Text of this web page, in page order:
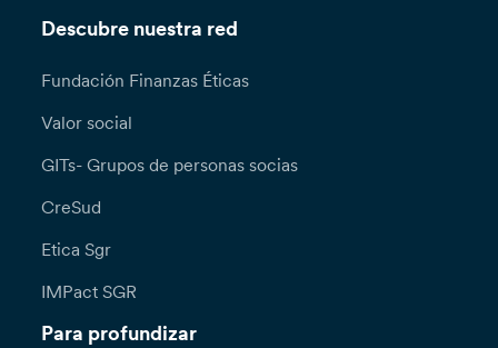
Descubre nuestra red
Fundación Finanzas Éticas
Valor social
GITs- Grupos de personas socias
CreSud
Etica Sgr
IMPact SGR
Para profundizar